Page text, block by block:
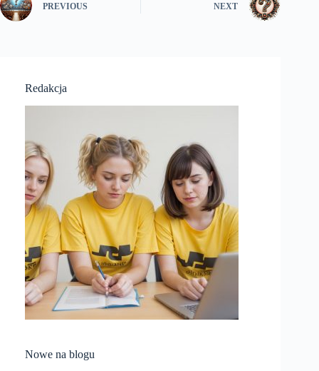
PREVIOUS NEXT
Redakcja
Nowe na blogu